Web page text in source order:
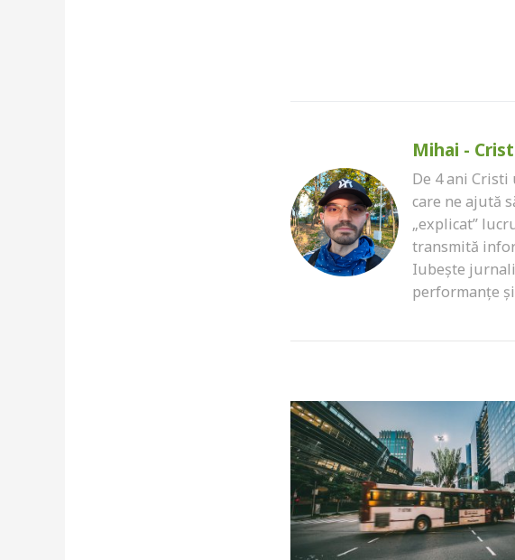
Mihai -
De 4 ani
care ne ajută
„explicat”
transmită
Iubește
performanțe